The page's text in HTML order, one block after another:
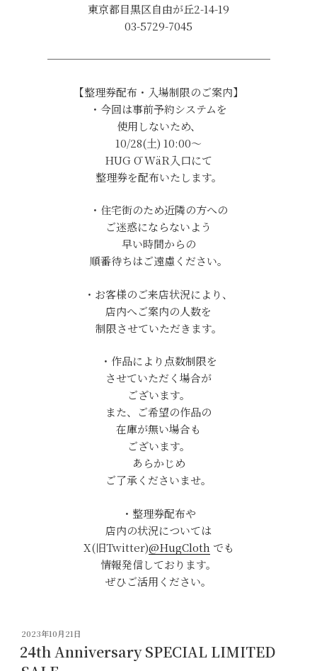
東京都目黒区自由が丘2-14-19
03-5729-7045
─────────────────────
【整理券配布・入場制限のご案内】
・今回は事前予約システムを
使用しないため、
10/28(土) 10:00～
HUG Ō WäR入口にて
整理券を配布いたします。
・住宅街のため近隣の方への
ご迷惑にならないよう
早い時間からの
順番待ちはご遠慮ください。
・お客様のご来店状況により、
店内へご案内の人数を
制限させていただきます。
・作品により点数制限を
させていただく場合が
ございます。
また、ご希望の作品の
在庫が無い場合も
ございます。
あらかじめ
ご了承くださいませ。
・整理券配布や
店内の状況については
X(旧Twitter)@HugCloth でも
情報発信しております。
ぜひご活用ください。
投
稿
日:
2023年10月21日
24th Anniversary SPECIAL LIMITED